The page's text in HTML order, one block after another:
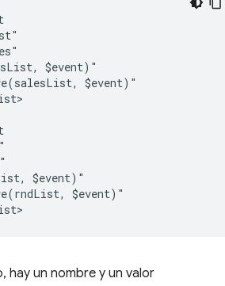
$event)"
$event)"
$event)"
$event)"
hay un nombre y un valor